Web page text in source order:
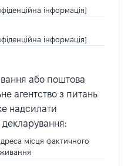
інформація]
інформація]
або поштова
агентство з питань
надсилати
місця фактичного